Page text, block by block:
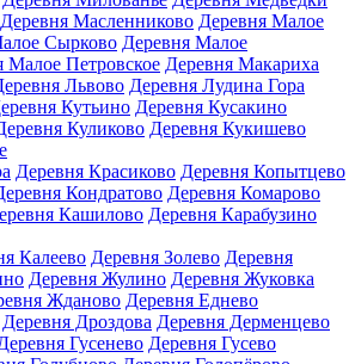
Деревня Масленниково Деревня Малое
Сырково Деревня Малое
Малое Петровское Деревня Макариха
Львово Деревня Лудина Гора
Кутьино Деревня Кусакино
Куликово Деревня Кукишево
Деревня Красиково Деревня Копытцево
Кондратово Деревня Комарово
Кашилово Деревня Карабузино
Калеево Деревня Золево Деревня
Деревня Жулино Деревня Жуковка
Жданово Деревня Еднево
Деревня Дроздова Деревня Дерменцево
Гусенево Деревня Гусево